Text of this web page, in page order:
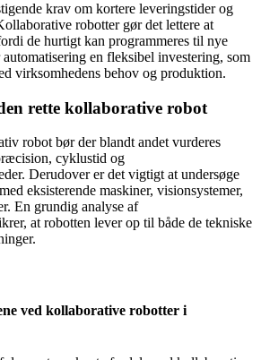
krav om kortere leveringstider og
robotter gør det lettere at
de hurtigt kan programmeres til nye
en fleksibel investering, som
virksomhedens behov og produktion.
rette kollaborative robot
robot bør der blandt andet vurderes
cyklustid og
Derudover er det vigtigt at undersøge
eksisterende maskiner, visionsystemer,
En grundig analyse af
at robotten lever op til både de tekniske
ved kollaborative robotter i